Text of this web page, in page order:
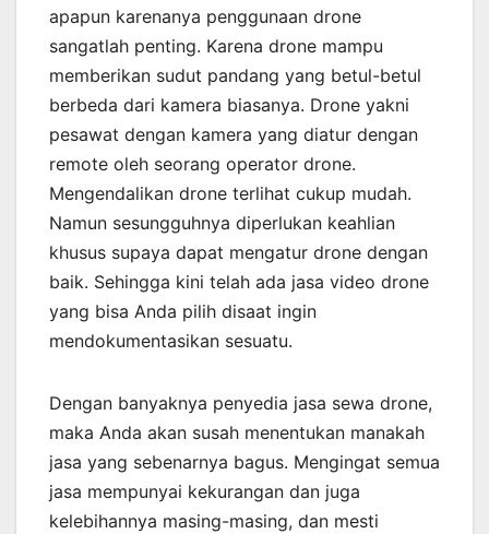
apapun karenanya penggunaan drone
sangatlah penting. Karena drone mampu
memberikan sudut pandang yang betul-betul
berbeda dari kamera biasanya. Drone yakni
pesawat dengan kamera yang diatur dengan
remote oleh seorang operator drone.
Mengendalikan drone terlihat cukup mudah.
Namun sesungguhnya diperlukan keahlian
khusus supaya dapat mengatur drone dengan
baik. Sehingga kini telah ada jasa video drone
yang bisa Anda pilih disaat ingin
mendokumentasikan sesuatu.
Dengan banyaknya penyedia jasa sewa drone,
maka Anda akan susah menentukan manakah
jasa yang sebenarnya bagus. Mengingat semua
jasa mempunyai kekurangan dan juga
kelebihannya masing-masing, dan mesti